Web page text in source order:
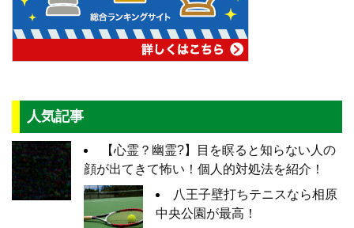
人気記事
【心霊？幽霊?】目を瞑ると知らない人の
顔が出てきて怖い！個人的対処法を紹介！
八王子壁打ちテニスなら相原
中央公園が最高！